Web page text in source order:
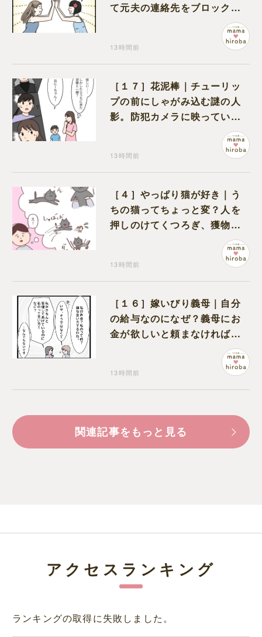
て元夫の連絡先をブロック。
離婚できた喜びを噛みしめる
13時間前
［１７］花泥棒｜チューリッ
プの前にしゃがみ込む謎の人
影。防犯カメラに映っていた
13時間前
［４］やっぱり猫が好き｜う
ちの猫ってちょっと変？人を
押しのけてくつろぎ、獲物に
も物怖じしない鋼のハート
13時間前
［１６］嫁いびり義母｜自分
の給与なのになぜ？義母にお
金が欲しいと頼まなければな
13時間前
関連記事をもっと見る
アクセスランキング
ランキングの取得に失敗しました。